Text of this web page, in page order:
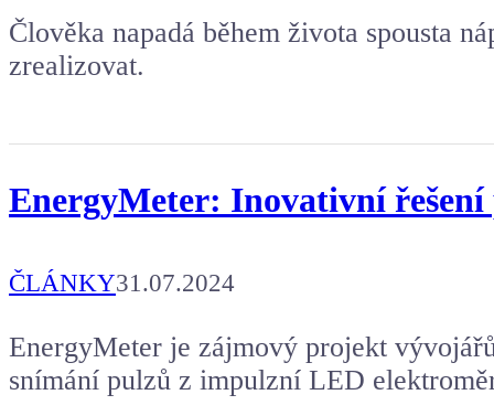
Člověka napadá během života spousta
zrealizovat.
EnergyMeter: Inovativní řešení
ČLÁNKY31.07.2024
EnergyMeter je zájmový projekt
snímání pulzů z impulzní LED